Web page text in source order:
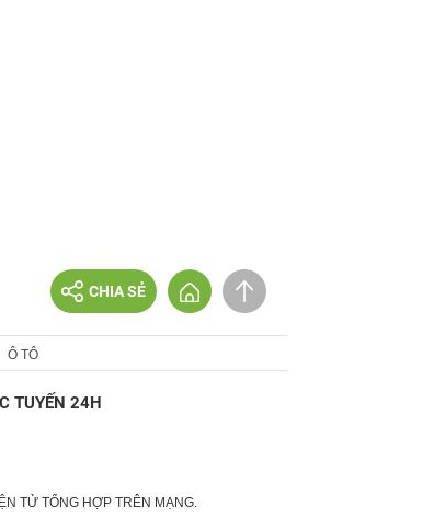
CHIA SẺ
Ô TÔ
TUYẾN 24H
TỬ TỔNG HỢP TRÊN MẠNG.